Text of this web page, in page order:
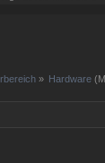
» Hardware